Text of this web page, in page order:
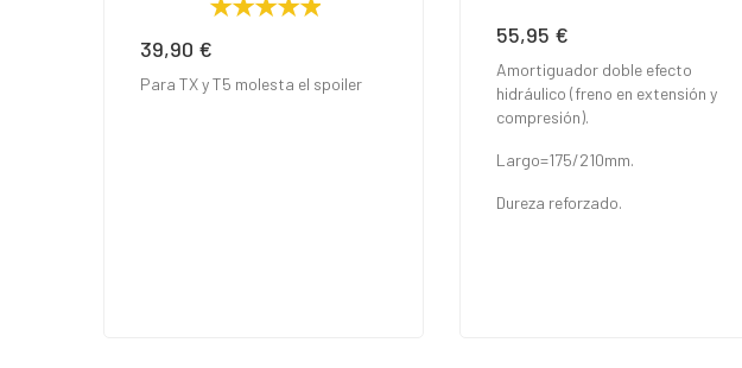
Precio
39,90 €
Para TX y T5 molesta el spoiler
Precio
55,95 €
Amortiguador doble efecto
hidráulico (freno en extensión y
compresión).
Largo=175/210mm.
Dureza reforzado.